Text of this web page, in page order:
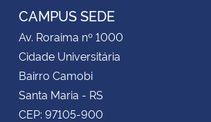
CAMPUS SEDE
Av. Roraima nº 1000
Cidade Universitária
Bairro Camobi
Santa Maria - RS
CEP: 97105-900